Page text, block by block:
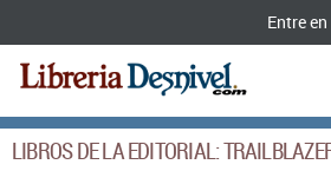
Entre
LIBROS DE LA EDITORIAL: